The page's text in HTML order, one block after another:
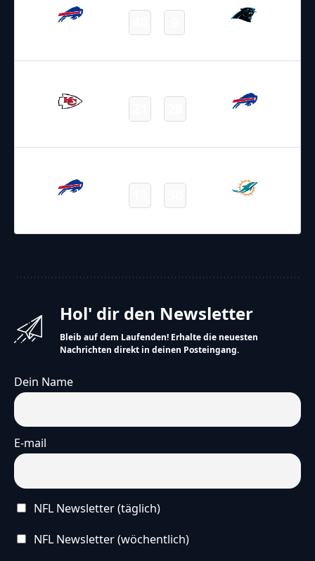
Hol' dir den Newsletter
Bleib auf dem Laufenden! Erhalte die neuesten
Nachrichten direkt in deinen Posteingang.
Dein Name
E-mail
NFL Newsletter (täglich)
NFL Newsletter (wöchentlich)